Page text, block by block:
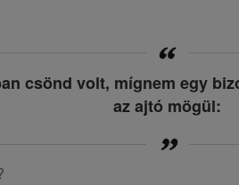
csönd volt, mígnem egy
az ajtó mögül: